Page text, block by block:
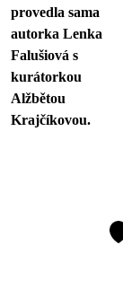
provedla sama
autorka Lenka
Falušiová s
kurátorkou
Alžbětou
Krajčíkovou.